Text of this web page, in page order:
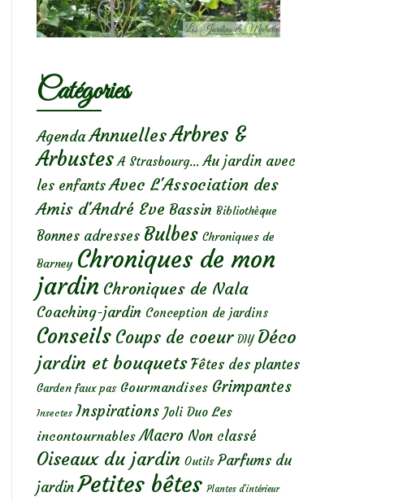
Catégories
Agenda AnnuellesArbres &
Arbustes A Strasbourg... Au jardin avec
les enfants Avec L'Association des
Amis d'André Eve Bassin Bibliothèque
Bonnes adresses Bulbes Chroniques de
Barney Chroniques de mon
jardin Chroniques de Nala
Coaching-jardin Conception de jardins
Conseils Coups de coeur DIY Déco
jardin et bouquets Fêtes des plantes
Garden faux pas Gourmandises Grimpantes
Insectes Inspirations Joli Duo Les
incontournables Macro Non classé
Oiseaux du jardin Outils Parfums du
jardin Petites bêtes Plantes d’intérieur